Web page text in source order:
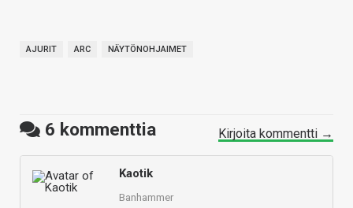
AJURIT ARC NÄYTÖNOHJAIMET
6 kommenttia Kirjoita kommentti →
Kaotik
Banhammer